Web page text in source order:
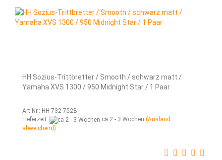
HH Sozius-Trittbretter / Smooth / schwarz matt /
Yamaha XVS 1300 / 950 Midnight Star / 1 Paar
Art.Nr.: HH 732-752B
Lieferzeit:
ca 2 - 3 Wochen (Ausland
abweichend)